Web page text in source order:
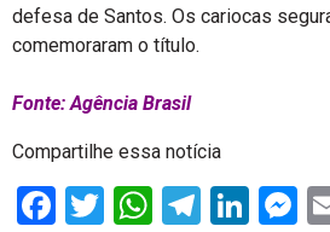
defesa de Santos. Os cariocas
comemoraram o título.
Fonte: Agência Brasil
Compartilhe essa notícia
Facebook
Twitter
WhatsApp